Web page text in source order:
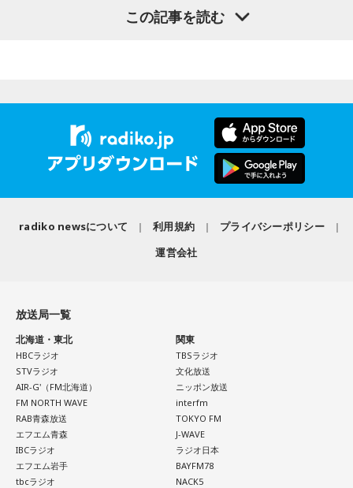
り、志を立てなかったらただの物体なんです。志をご自身に
小林：受験生にぴったりだ！
三輪田：当宮で合格を祈ってらっしゃる参拝者の方々はそち
らか、勝ち守りを受ける方が多いですね。
小林：それでは、最後に今、頑張っている受験生にメッセー
いますし、体調面も気を使って、心身一体で行っていただか
ないと、なかなか思うような結果は得られないと思います。
神様に「叶いますように」とお参りなさった後、良い結果が
得られたら、神社に「ありがとうございました」と感謝のお
参りをしていただくのがよろしいかと。芝大神宮としまして
も、そちらは切に願っているところでございます。
小林：本日はありがとうございました。
毎日にシゲキとイロドリを！ANNAがキラキラの音楽と
anna@bayfm.co.jp
＠BAYFM_miracle／ #アンナミラクル
月曜の放送を聴く
水曜の放送を聴く
木曜の放送を聴く
夏は夜！なにして「さらなり」ですか？あなたのサマーナイ
●今日のへぇ 10時〜
世界の夜の過ごし方に関するへぇをご紹介！
スーパーやコンビニで百花繚乱の個包装、小袋入りのグルメ
をセレクション！
リサーチテーマは「夏のどうでもいい575」
今年の夏について、575にしたためてみませんか？
どうでもいいことでオーケー！
メールはanna@bayfm.co.jp
でお待ちしています。
9時台はトレンド独自解説「ミラクルワード」
10時台は旬な食材を紹介する「ヤマサデイリーティップス」
お宅のにゃんこが登場する「11時のにゃんこ」もお楽しみ
に！
米音楽界を代表するマルチ・アーティスト、NE-YO。
R&Bとモダン・カントリーの融合にトライした新作
『HIGHWAY 79』を特集。
開催間近！今年25周年＆3日間開催〜サマソニの見どころを
チェックする 「サマーソニック・ガイド2026」。
＜8月12日(水)のTOPICS＞
開催間近！今年25周年＆3日間開催〜サマソニの見どころを
チェックする 「サマーソニック・ガイド2026」。
水曜はTokyo Day-2（8月15日（土））のラインナップに注
目！
この記事を読む
radiko newsについて 利用規約
プライバシーポリシー
運営会社
放送局一覧
北海道・東北
HBCラジオ
STVラジオ
AIR-G'（FM北海道）
FM NORTH WAVE
RAB青森放送
エフエム青森
IBCラジオ
エフエム岩手
tbcラジオ
関東
TBSラジオ
文化放送
ニッポン放送
interfm
TOKYO FM
J-WAVE
ラジオ日本
BAYFM78
NACK5